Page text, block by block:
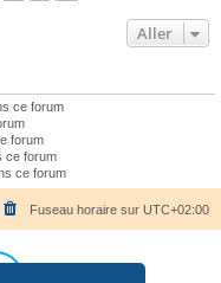
Aller
ce forum
forum
ce forum
ce forum
Fuseau horaire sur UTC+02:00